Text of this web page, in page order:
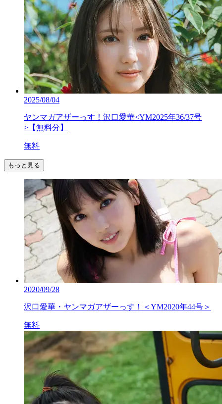
2025/08/04
ヤンマガアザーっす！沢口愛華<YM2025年36/37号
>【無料分】
無料
もっと見る
2020/09/28
沢口愛華・ヤンマガアザーっす！＜YM2020年44号＞
無料